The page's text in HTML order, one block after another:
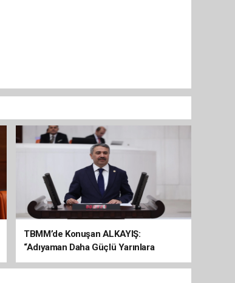
TBMM’de Konuşan ALKAYIŞ:
“Adıyaman Daha Güçlü Yarınlara
Yürüyor”